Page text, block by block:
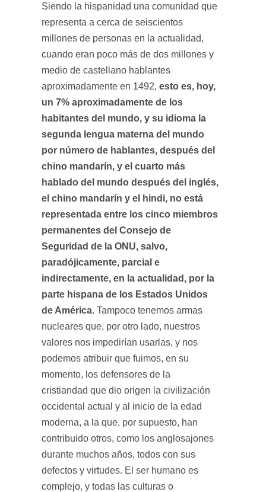
Siendo la hispanidad una comunidad que
representa a cerca de seiscientos
millones de personas en la actualidad,
cuando eran poco más de dos millones y
medio de castellano hablantes
aproximadamente en 1492, esto es, hoy,
un 7% aproximadamente de los
habitantes del mundo, y su idioma la
segunda lengua materna del mundo
por número de hablantes, después del
chino mandarín, y el cuarto más
hablado del mundo después del inglés,
el chino mandarín y el hindi, no está
representada entre los cinco miembros
permanentes del Consejo de
Seguridad de la ONU, salvo,
paradójicamente, parcial e
indirectamente, en la actualidad, por la
parte hispana de los Estados Unidos
de América. Tampoco tenemos armas
nucleares que, por otro lado, nuestros
valores nos impedirían usarlas, y nos
podemos atribuir que fuimos, en su
momento, los defensores de la
cristiandad que dio origen la civilización
occidental actual y al inicio de la edad
moderna, a la que, por supuesto, han
contribuido otros, como los anglosajones
durante muchos años, todos con sus
defectos y virtudes. El ser humano es
complejo, y todas las culturas o